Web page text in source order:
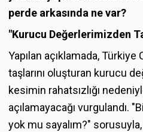
perde arkasında ne var?
"Kurucu Değerlerimizden
Yapılan açıklamada,
taşlarını oluşturan kurucu
kesimin rahatsızlığı
açılamayacağı vurgulandı.
yok mu sayalım?"